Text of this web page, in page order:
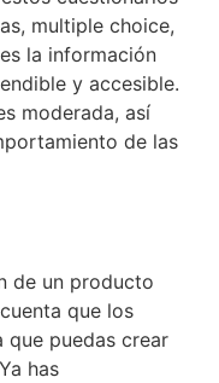
multiple choice,
la información
y accesible.
moderada, así
de las
de un producto
que los
que puedas crear
has